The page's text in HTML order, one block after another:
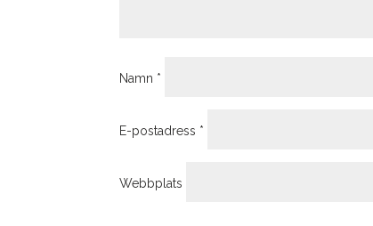
Namn *
E-postadress *
Webbplats